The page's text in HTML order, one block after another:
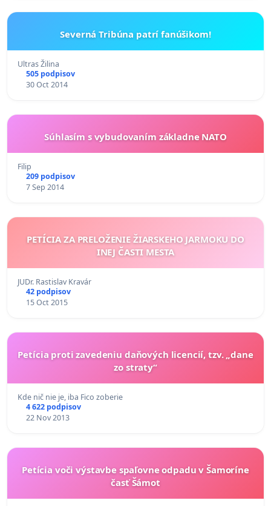
Severná Tribúna patrí fanúšikom!
Ultras Žilina
505 podpisov
30 Oct 2014
Súhlasím s vybudovaním základne NATO
Filip
209 podpisov
7 Sep 2014
PETÍCIA ZA PRELOŽENIE ŽIARSKEHO JARMOKU DO
INEJ ČASTI MESTA
JUDr. Rastislav Kravár
42 podpisov
15 Oct 2015
Petícia proti zavedeniu daňových licencií, tzv. „dane
zo straty“
Kde nič nie je, iba Fico zoberie
4 622 podpisov
22 Nov 2013
Petícia voči výstavbe spaľovne odpadu v Šamoríne
časť Šámot